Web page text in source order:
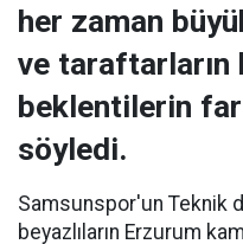
her zaman
ve taraftarların
beklentilerin
söyledi.
Samsunspor'un Teknik
beyazlıların Erzurum